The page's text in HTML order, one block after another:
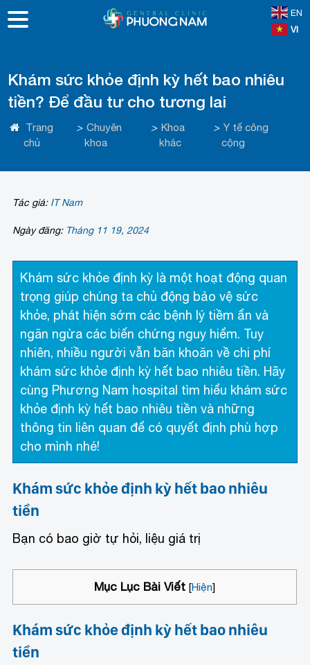
EN
VI
Khám sức khỏe định kỳ hết bao nhiêu
tiền? Để đầu tư cho tương lai
Trang
chủ
> Chuyên
khoa
> Khoa
khác
> Y tế công
cộng
Tác giả: IT Nam
Ngày đăng: Tháng 11 19, 2024
Khám sức khỏe định kỳ là một hoạt động quan
trọng giúp chúng ta chủ động bảo vệ sức
khỏe, phát hiện sớm các bệnh lý tiềm ẩn và
ngăn ngừa các biến chứng nguy hiểm. Tuy
nhiên, nhiều người vẫn băn khoăn về chi phí
khám sức khỏe định kỳ hết bao nhiêu tiền. Hãy
cùng Phương Nam hospital tìm hiểu khám sức
khỏe định kỳ hết bao nhiêu tiền và những
thông tin liên quan để có quyết định phù hợp
cho mình nhé!
Khám sức khỏe định kỳ hết bao nhiêu
tiền
Bạn có bao giờ tự hỏi, liệu giá trị
Mục Lục Bài Viết [Hiện]
Khám sức khỏe định kỳ hết bao nhiêu
tiền